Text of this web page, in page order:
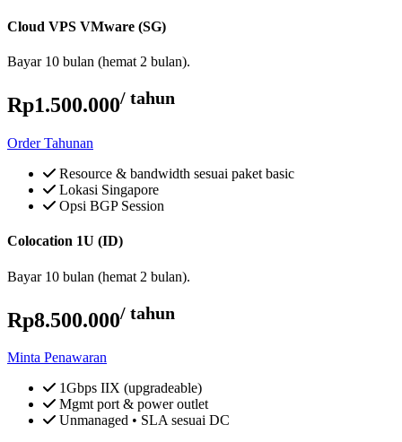
Cloud VPS VMware (SG)
Bayar 10 bulan (hemat 2 bulan).
Rp1.500.000/ tahun
Order Tahunan
Resource & bandwidth sesuai paket basic
Lokasi Singapore
Opsi BGP Session
Colocation 1U (ID)
Bayar 10 bulan (hemat 2 bulan).
Rp8.500.000/ tahun
Minta Penawaran
1Gbps IIX (upgradeable)
Mgmt port & power outlet
Unmanaged • SLA sesuai DC